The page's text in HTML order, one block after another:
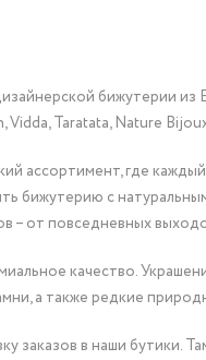
бижутерии
Taratata, Nature
ассортимент, где
бижутерию с
– от повседневных
качество.
а также редкие
заказов в наши бутики.